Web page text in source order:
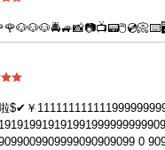
$✔￥
0